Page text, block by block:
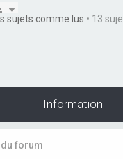
sujets comme lus • 13
Information
forum